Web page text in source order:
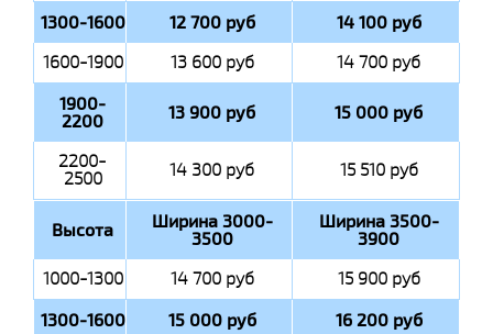
1300-1600 12 700 руб 14 100 руб
1600-1900 13 600 руб 14 700 руб
1900-
2200 13 900 руб 15 000 руб
2200-
2500 14 300 руб 15 510 руб
Высота Ширина 3000-
3500
Ширина 3500-
3900
1000-1300 14 700 руб 15 900 руб
1300-1600 15 000 руб 16 200 руб